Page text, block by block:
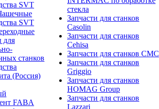
SVT
SVT
для
станков
(Россия)
FABA
стекла
Запчасти для станков
Casolin
Запчасти для станков
Cehisa
Запчасти для станков CMC
Запчасти для станков
Griggio
Запчасти для станков
HOMAG Group
Запчасти для станков
Lazzari